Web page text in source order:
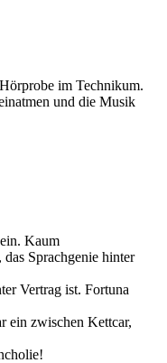
im Technikum.
und die Musik
Kaum
Sprachgenie hinter
Vertrag ist. Fortuna
ein zwischen Kettcar,